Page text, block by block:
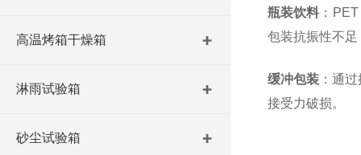
高温烤箱干燥箱
淋雨试验箱
砂尘试验箱
瓶装饮料 ：
包装抗振性不
缓冲包装：通过
接受力破损。